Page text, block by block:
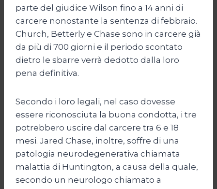
parte del giudice Wilson fino a 14 anni di
carcere nonostante la sentenza di febbraio.
Church, Betterly e Chase sono in carcere già
da più di 700 giorni e il periodo scontato
dietro le sbarre verrà dedotto dalla loro
pena definitiva.
Secondo i loro legali, nel caso dovesse
essere riconosciuta la buona condotta, i tre
potrebbero uscire dal carcere tra 6 e 18
mesi. Jared Chase, inoltre, soffre di una
patologia neurodegenerativa chiamata
malattia di Huntington, a causa della quale,
secondo un neurologo chiamato a